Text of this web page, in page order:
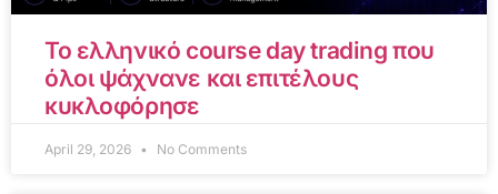
Το ελληνικό course day trading που
όλοι ψάχνανε και επιτέλους
κυκλοφόρησε
April 29, 2026 No Comments